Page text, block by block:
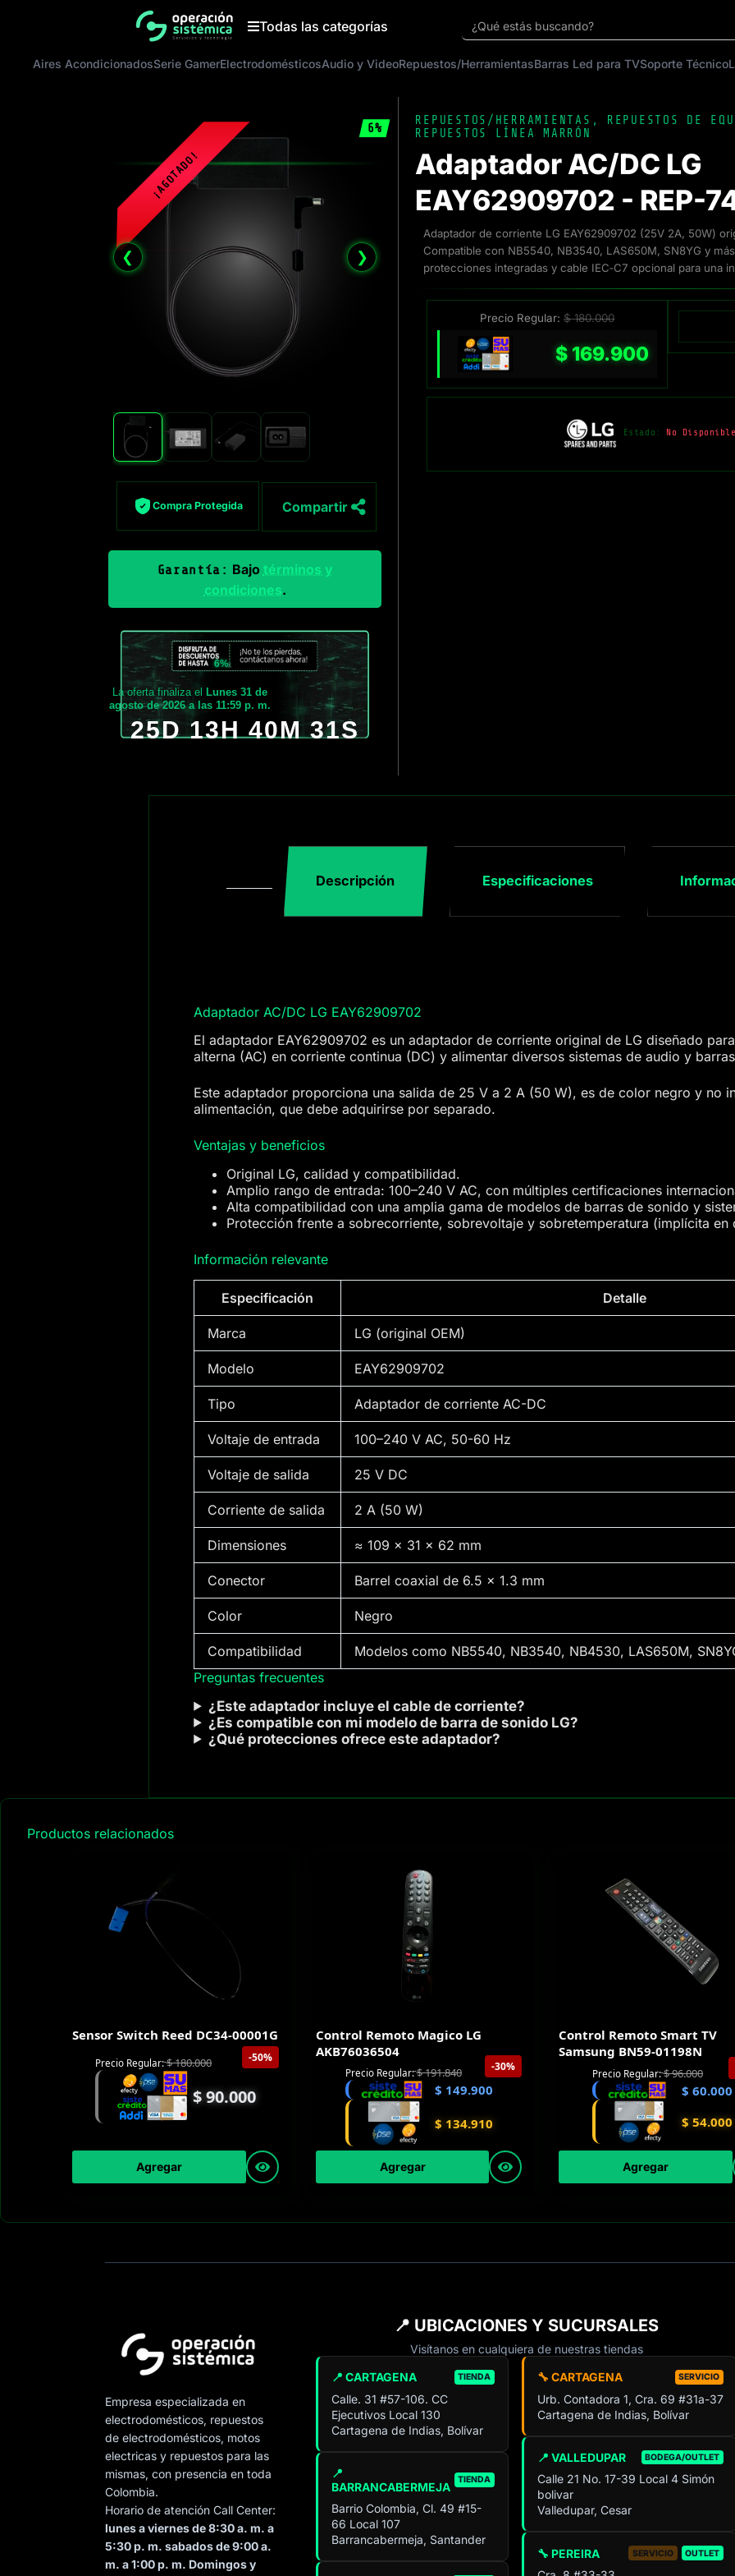
Todas las categorías ¿Qué estás buscando?
Aires AcondicionadosSerie GamerElectrodomésticosAudio y VideoRepuestos/HerramientasBarras Led para TVSoporte Técnico
6%
❮ ❯
Compra Protegida Compartir
Garantía: Bajo términos y
condiciones.
6%
La oferta finaliza el Lunes 31 de
agosto de 2026 a las 11:59 p. m.
25D 13H 40M 29S
REPUESTOS/HERRAMIENTAS ,
REPUESTOS DE
REPUESTOS LÍNEA MARRÓN
Adaptador AC/DC LG
EAY62909702 - REP-
Adaptador de corriente LG EAY62909702 (25V 2A, 50W)
Compatible con NB5540, NB3540, LAS650M, SN8YG y
protecciones integradas y cable IEC‑C7 opcional para una
Precio Regular:$180.000
$169.900
Estado:No
Descripción Especificaciones
Adaptador AC/DC LG EAY62909702
El adaptador EAY62909702 es un adaptador de corriente original de LG diseñado
alterna (AC) en corriente continua (DC) y alimentar diversos sistemas de audio y
Este adaptador proporciona una salida de 25 V a 2 A (50 W), es de color negro y no
alimentación, que debe adquirirse por separado.
Ventajas y beneficios
Original LG, calidad y compatibilidad.
Amplio rango de entrada: 100–240 V AC, con múltiples certificaciones
Alta compatibilidad con una amplia gama de modelos de barras de sonido y
Protección frente a sobrecorriente, sobrevoltaje y sobretemperatura (implícita en
Información relevante
Especificación Detalle
Marca LG (original OEM)
Modelo EAY62909702
Tipo Adaptador de corriente AC-DC
Voltaje de entrada 100–240 V AC, 50-60 Hz
Voltaje de salida 25 V DC
Corriente de salida 2 A (50 W)
Dimensiones ≈ 109 × 31 × 62 mm
Conector Barrel coaxial de 6.5 × 1.3 mm
Color Negro
Compatibilidad
Modelos como NB5540, NB3540, NB4530, LAS650M,
Preguntas frecuentes
¿Este adaptador incluye el cable de corriente?
¿Es compatible con mi modelo de barra de sonido LG?
¿Qué protecciones ofrece este adaptador?
Productos relacionados
Sensor Switch Reed DC34-00001G
-50%
Precio Regular:$180.000
$90.000
Agregar
Control Remoto Magico LG
AKB76036504
-30%
Precio Regular:$191.840
$ 149.900
$ 134.910
Agregar
Control Remoto Smart TV
Samsung BN59-01198N
Precio Regular:$96.000
$ 60.000
$ 54.000
Agregar
Empresa especializada en
electrodomésticos, repuestos
de electrodomésticos, motos
electricas y repuestos para las
mismas, con presencia en toda
Colombia.
Horario de atención Call Center:
lunes a viernes de 8:30 a. m. a
5:30 p. m. sabados de 9:00 a.
m. a 1:00 p. m. Domingos y
📍 UBICACIONES Y SUCURSALES
Visítanos en cualquiera de nuestras tiendas
📍 CARTAGENA TIENDA
Calle. 31 #57-106. CC
Ejecutivos Local 130
Cartagena de Indias, Bolívar
📍
BARRANCABERMEJA
TIENDA
Barrio Colombia, Cl. 49 #15-
66 Local 107
Barrancabermeja, Santander
🔧 CARTAGENA SERVICIO
Urb. Contadora 1, Cra. 69 #31a-37
Cartagena de Indias, Bolívar
📍 VALLEDUPAR BODEGA/OUTLET
Calle 21 No. 17-39 Local 4 Simón
bolivar
Valledupar, Cesar
🔧 PEREIRA SERVICIO OUTLET